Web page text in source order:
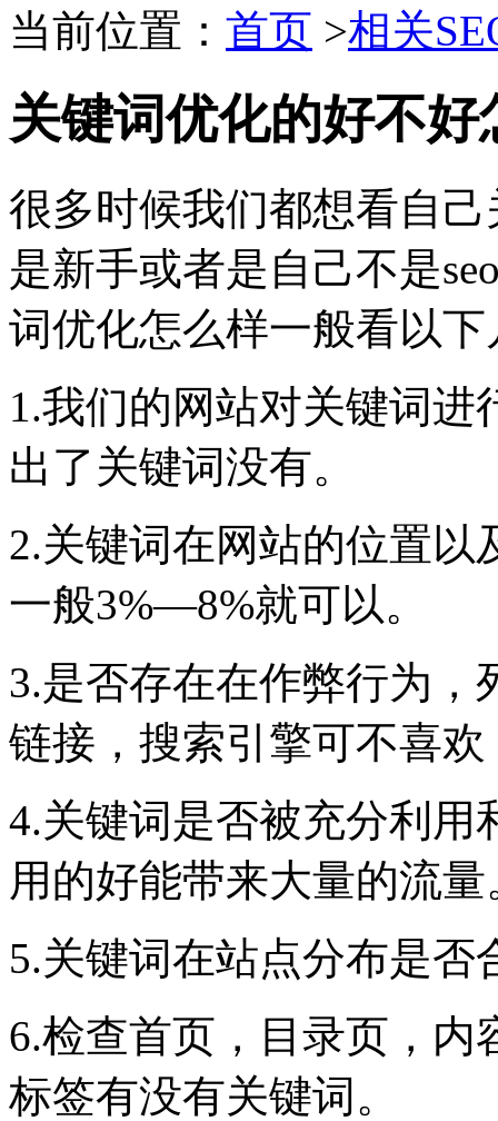
当前位置： 首页 >相关
关键词优化的好不好
很多时候我们都想看自
是新手或者是自己不是
词优化怎么样一般看以下
1.我们的网站对关键词
出了关键词没有。
2.关键词在网站的位置
一般3%—8%就可以。
3.是否存在在作弊行为
链接，搜索引擎可不喜
4.关键词是否被充分利用
用的好能带来大量的流量
5.关键词在站点分布是
6.检查首页，目录页，
标签有没有关键词。